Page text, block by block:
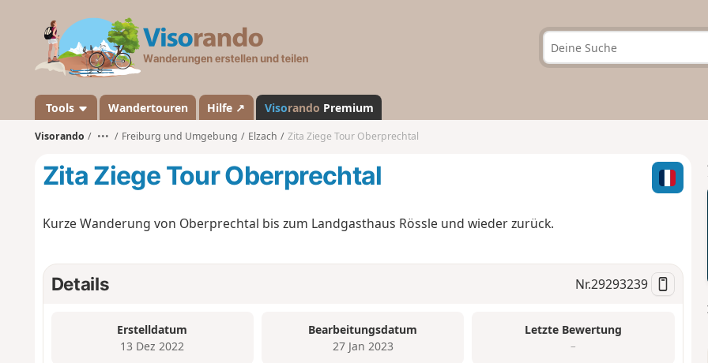
a
n
d
Tools Wandertouren Hilfe ↗ Visorando Premium
Visorando ••• Freiburg und Umgebung Elzach Zita Ziege Tour Oberprechtal
Zita Ziege Tour Oberprechtal
Kurze Wanderung von Oberprechtal bis zum Landgasthaus Rössle und wieder zurück.
Details Nr.29293239
Erstelldatum
13 Dez 2022
Bearbeitungsdatum
27 Jan 2023
Letzte Bewertung
–